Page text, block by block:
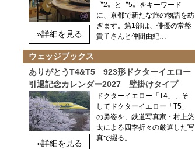
»詳細を見る
〝2〟と〝5〟をキーワード
に、京都で新たな旅の物語を紡
ぎます。第1部は、俳優の常盤
貴子さんと仲間由紀…
ウェッジブックス
ありがとうT4&T5 923形ドクターイエロー
引退記念カレンダー2027 壁掛けタイプ
»詳細を見る
ドクターイエロー「T4」、そ
してドクターイエロー「T5」
の勇姿を、鉄道写真家・村上悠
太による四季折々の厳選した写
真で綴る。